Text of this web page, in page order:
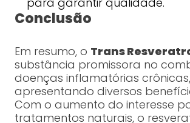
Conclusão
Em resumo, o Trans
substância promissora no
doenças inflamatórias crônicas,
apresentando diversos
Com o aumento do interesse
tratamentos naturais, o